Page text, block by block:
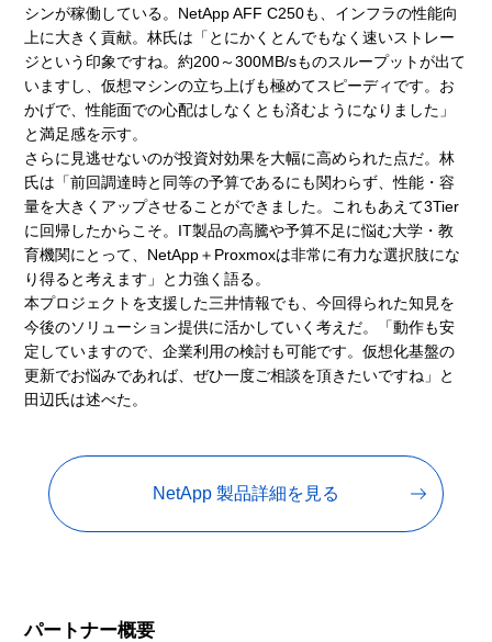
シンが稼働している。NetApp AFF C250も、インフラの性能向
上に大きく貢献。林氏は「とにかくとんでもなく速いストレー
ジという印象ですね。約200～300MB/sものスループットが出て
いますし、仮想マシンの立ち上げも極めてスピーディです。お
かげで、性能面での心配はしなくとも済むようになりました」
と満足感を示す。
さらに見逃せないのが投資対効果を大幅に高められた点だ。林
氏は「前回調達時と同等の予算であるにも関わらず、性能・容
量を大きくアップさせることができました。これもあえて3Tier
に回帰したからこそ。IT製品の高騰や予算不足に悩む大学・教
育機関にとって、NetApp＋Proxmoxは非常に有力な選択肢にな
り得ると考えます」と力強く語る。
本プロジェクトを支援した三井情報でも、今回得られた知見を
今後のソリューション提供に活かしていく考えだ。「動作も安
定していますので、企業利用の検討も可能です。仮想化基盤の
更新でお悩みであれば、ぜひ一度ご相談を頂きたいですね」と
田辺氏は述べた。
NetApp 製品詳細を見る
パートナー概要